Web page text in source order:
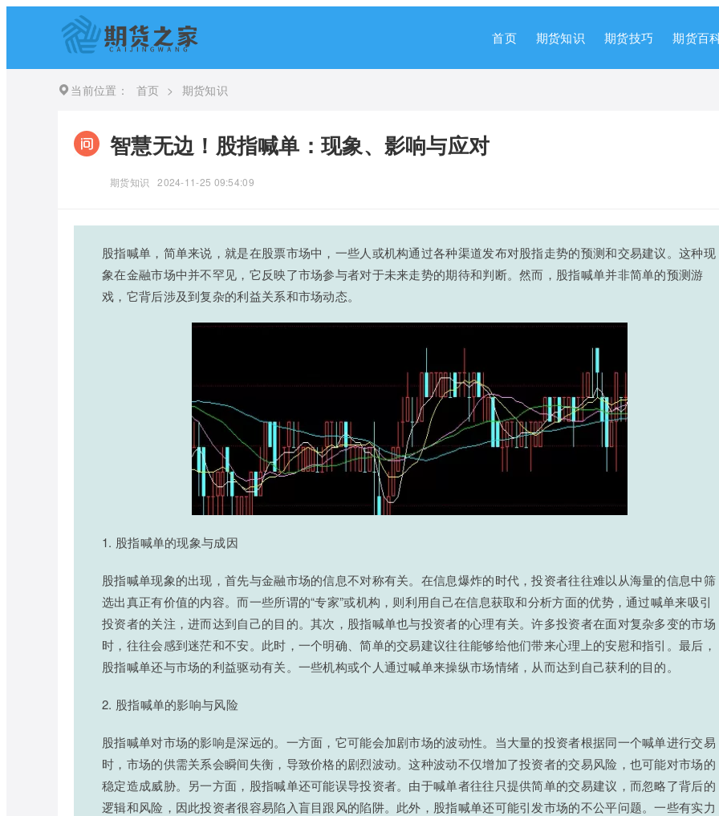
首页 期货知识 期货技巧 期货百
当前位置： 首页 > 期货知识
智慧无边！股指喊单：现象、影响与应对
期货知识 2024-11-25 09:54:09
股指喊单，简单来说，就是在股票市场中，一些人或机构通过各种渠道发布对股指走势的预测和交易建议。这种现
象在金融市场中并不罕见，它反映了市场参与者对于未来走势的期待和判断。然而，股指喊单并非简单的预测游
戏，它背后涉及到复杂的利益关系和市场动态。
1. 股指喊单的现象与成因
股指喊单现象的出现，首先与金融市场的信息不对称有关。在信息爆炸的时代，投资者往往难以从海量的信息中筛
选出真正有价值的内容。而一些所谓的“专家”或机构，则利用自己在信息获取和分析方面的优势，通过喊单来吸引
投资者的关注，进而达到自己的目的。其次，股指喊单也与投资者的心理有关。许多投资者在面对复杂多变的市场
时，往往会感到迷茫和不安。此时，一个明确、简单的交易建议往往能够给他们带来心理上的安慰和指引。最后，
股指喊单还与市场的利益驱动有关。一些机构或个人通过喊单来操纵市场情绪，从而达到自己获利的目的。
2. 股指喊单的影响与风险
股指喊单对市场的影响是深远的。一方面，它可能会加剧市场的波动性。当大量的投资者根据同一个喊单进行交易
时，市场的供需关系会瞬间失衡，导致价格的剧烈波动。这种波动不仅增加了投资者的交易风险，也可能对市场的
稳定造成威胁。另一方面，股指喊单还可能误导投资者。由于喊单者往往只提供简单的交易建议，而忽略了背后的
逻辑和风险，因此投资者很容易陷入盲目跟风的陷阱。此外，股指喊单还可能引发市场的不公平问题。一些有实力